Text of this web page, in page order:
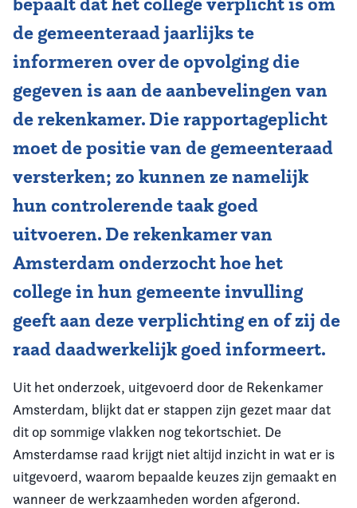
de gemeenteraad jaarlijks te
informeren over de opvolging die
gegeven is aan de aanbevelingen van
de rekenkamer. Die rapportageplicht
moet de positie van de gemeenteraad
versterken; zo kunnen ze namelijk
hun controlerende taak goed
uitvoeren. De rekenkamer van
Amsterdam onderzocht hoe het
college in hun gemeente invulling
geeft aan deze verplichting en of zij de
raad daadwerkelijk goed informeert.
Uit het onderzoek, uitgevoerd door de Rekenkamer
Amsterdam, blijkt dat er stappen zijn gezet maar dat
dit op sommige vlakken nog tekortschiet. De
Amsterdamse raad krijgt niet altijd inzicht in wat er is
uitgevoerd, waarom bepaalde keuzes zijn gemaakt en
wanneer de werkzaamheden worden afgerond.